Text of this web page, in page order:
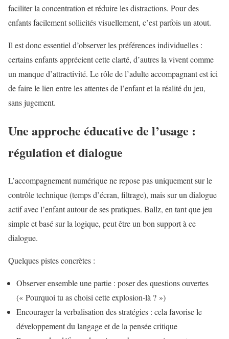
faciliter la concentration et réduire les distractions. Pour des
enfants facilement sollicités visuellement, c’est parfois un atout.
Il est donc essentiel d’observer les préférences individuelles :
certains enfants apprécient cette clarté, d’autres la vivent comme
un manque d’attractivité. Le rôle de l’adulte accompagnant est ici
de faire le lien entre les attentes de l’enfant et la réalité du jeu,
sans jugement.
Une approche éducative de l’usage :
régulation et dialogue
L’accompagnement numérique ne repose pas uniquement sur le
contrôle technique (temps d’écran, filtrage), mais sur un dialogue
actif avec l’enfant autour de ses pratiques. Ballz, en tant que jeu
simple et basé sur la logique, peut être un bon support à ce
dialogue.
Quelques pistes concrètes :
Observer ensemble une partie : poser des questions ouvertes
(« Pourquoi tu as choisi cette explosion-là ? »)
Encourager la verbalisation des stratégies : cela favorise le
développement du langage et de la pensée critique